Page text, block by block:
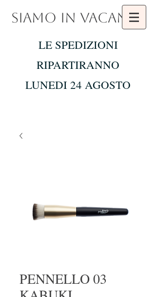
SIAMO IN VACANZA
LE SPEDIZIONI
RIPARTIRANNO
LUNEDI 24 AGOSTO
PENNELLO 03